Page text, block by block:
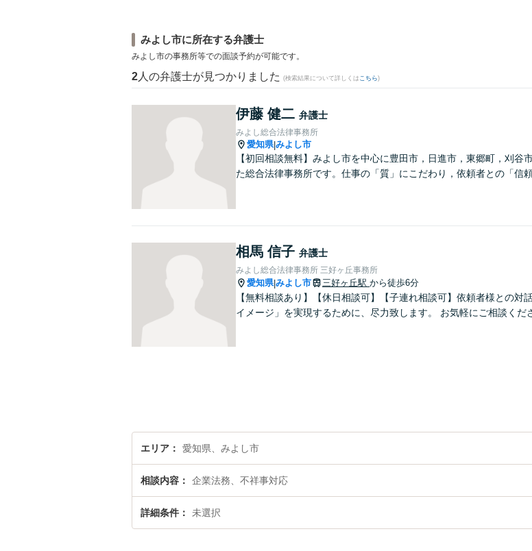
みよし市に所在する弁護士
みよし市の事務所等での面談予約が可能です。
2 人の弁護士が見つかりました (検索結果について詳しくは こちら)
伊藤 健二 弁護士
みよし総合法律事務所
愛知県|みよし市
【初回相談無料】みよし市を中心に豊田市，日進市，東郷町，刈谷
た総合法律事務所です。仕事の「質」にこだわり，依頼者との「信
相馬 信子 弁護士
みよし総合法律事務所 三好ヶ丘事務所
愛知県|みよし市 三好ヶ丘駅 から徒歩6分
【無料相談あり】【休日相談可】【子連れ相談可】依頼者様との対
イメージ」を実現するために、尽力致します。 お気軽にご相談くだ
エリア 愛知県、みよし市
相談内容 企業法務、不祥事対応
詳細条件 未選択